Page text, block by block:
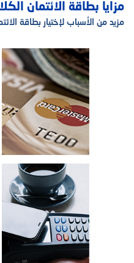
مزايا بطاقة الائتمان
مزيد من الأسباب لإختيار بطاقة